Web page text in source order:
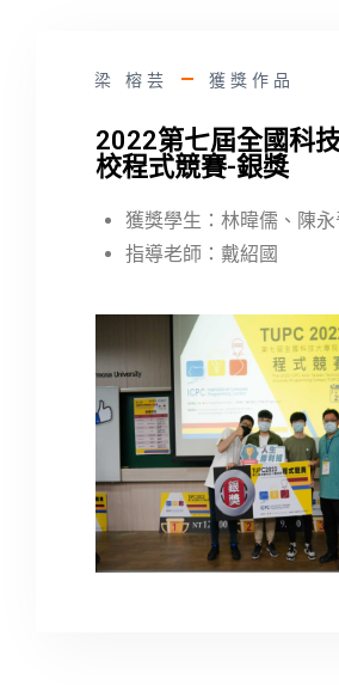
梁 榕芸 獲獎作品
2022第七屆全國科
校程式競賽-銀獎
獲獎學生：林暐儒、陳
指導老師：戴紹國